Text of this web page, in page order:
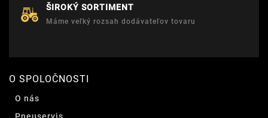
ŠIROKÝ SORTIMENT
Máme veľký rozsah dodávateľov tovaru
O SPOLOČNOSTI
O nás